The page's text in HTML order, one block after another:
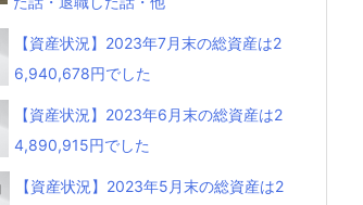
【資産状況】2023年7月末の総資産は2
6,940,678円でした
【資産状況】2023年6月末の総資産は2
4,890,915円でした
【資産状況】2023年5月末の総資産は2